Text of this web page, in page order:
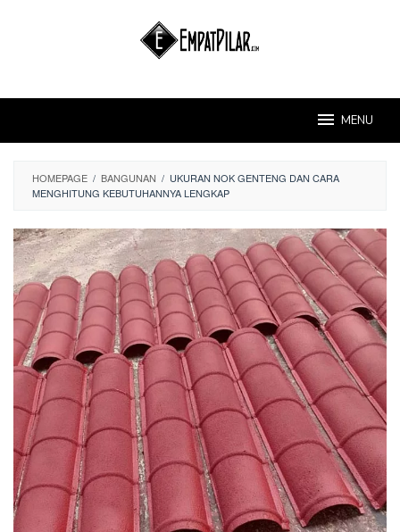
MENU
HOMEPAGE / BANGUNAN / UKURAN NOK GENTENG DAN CARA
MENGHITUNG KEBUTUHANNYA LENGKAP